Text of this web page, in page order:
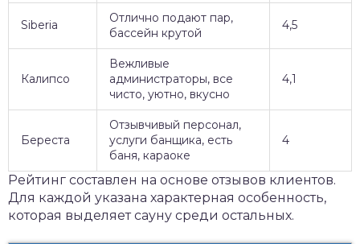
Siberia
Отлично подают пар,
бассейн крутой
4,5
Калипсо
Вежливые
администраторы, все
чисто, уютно, вкусно
4,1
Береста
Отзывчивый персонал,
услуги банщика, есть
баня, караоке
4
Рейтинг составлен на основе отзывов клиентов.
Для каждой указана характерная особенность,
которая выделяет сауну среди остальных.